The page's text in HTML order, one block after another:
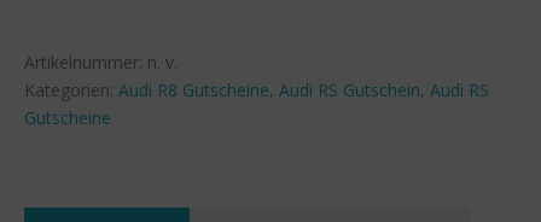
Artikelnummer: n. v.
Kategorien: Audi R8 Gutscheine, Audi RS Gutschein, Audi RS
Gutscheine